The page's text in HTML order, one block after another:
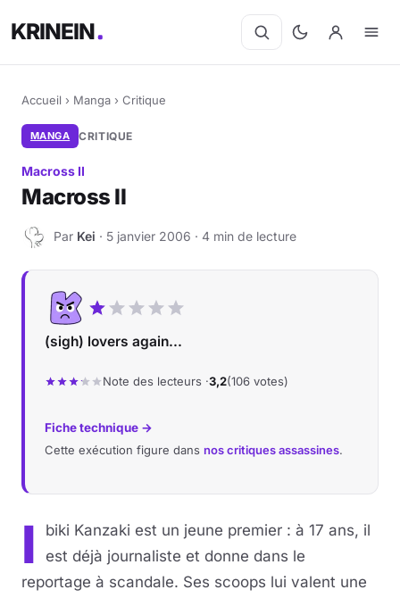
KRINEIN
Accueil › Manga › Critique
MANGA CRITIQUE
Macross II
Macross II
K Par Kei · 5 janvier 2006 · 4 min de lecture
(sigh) lovers again...
Note des lecteurs ·3,2(106 votes)
Fiche technique →
Cette exécution figure dans nos critiques assassines.
I
biki Kanzaki est un jeune premier : à 17 ans, il
est déjà journaliste et donne dans le
reportage à scandale. Ses scoops lui valent une